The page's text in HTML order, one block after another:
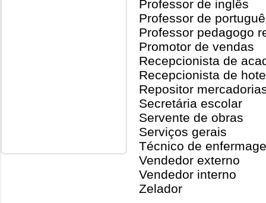
Professor de inglês
Professor de
Professor pedagogo
Promotor de vendas
Recepcionista de
Recepcionista de
Repositor
Secretária escolar
Servente de obras
Serviços gerais
Técnico de
Vendedor externo
Vendedor interno
Zelador